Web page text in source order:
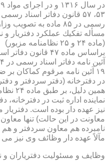
رسمی در ۸۵ ماده به
مسأله تفكیك عملكرد دفتریار و
(ماده ۲۴ و ۲۵ نظامنامه مزبور)
۱۹ آئین نامه مرقوم كماكان
در دفترخانه (دفتر سردفتر و
همین
نماینده اداره ثبت در دفترخانه،
نیز عهده دار بوده است.
معاونت در این حالت) تنها
نامبرده هم معاون سردفتر و هم
مآلاً عهده دار وظائف وی نیز می
وظایف و مسئولیت دفتریاران و